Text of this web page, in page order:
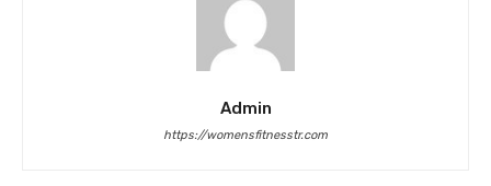
Admin
https://womensfitnesstr.com